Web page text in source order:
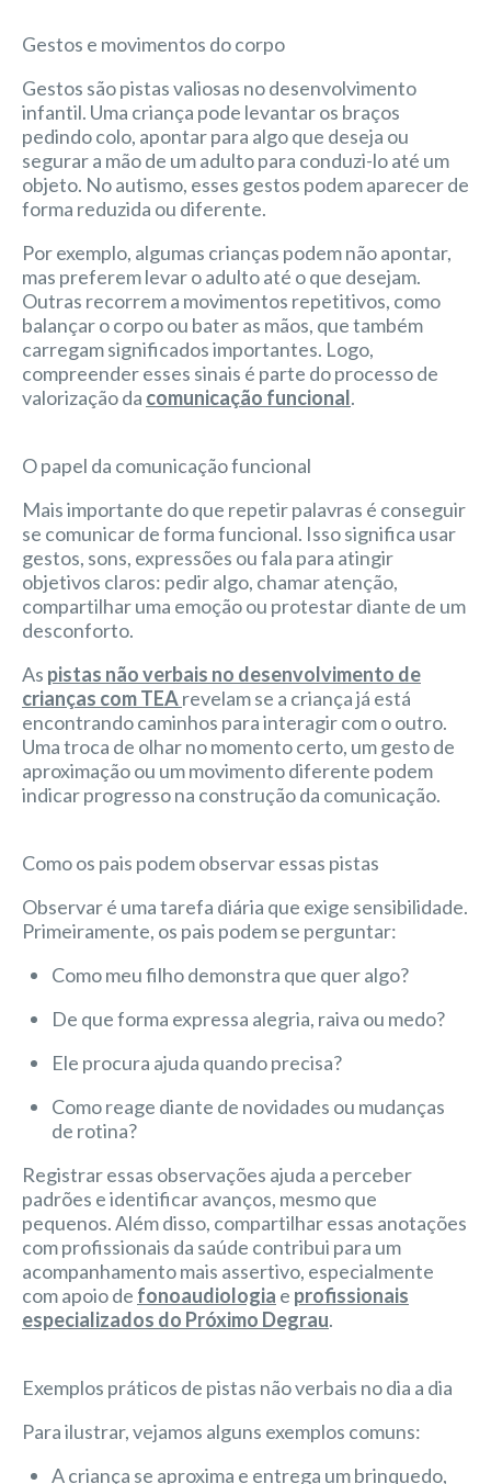
Gestos e movimentos do corpo
Gestos são pistas valiosas no desenvolvimento
infantil. Uma criança pode levantar os braços
pedindo colo, apontar para algo que deseja ou
segurar a mão de um adulto para conduzi-lo até um
objeto. No autismo, esses gestos podem aparecer de
forma reduzida ou diferente.
Por exemplo, algumas crianças podem não apontar,
mas preferem levar o adulto até o que desejam.
Outras recorrem a movimentos repetitivos, como
balançar o corpo ou bater as mãos, que também
carregam significados importantes. Logo,
compreender esses sinais é parte do processo de
valorização da comunicação funcional.
O papel da comunicação funcional
Mais importante do que repetir palavras é conseguir
se comunicar de forma funcional. Isso significa usar
gestos, sons, expressões ou fala para atingir
objetivos claros: pedir algo, chamar atenção,
compartilhar uma emoção ou protestar diante de um
desconforto.
As pistas não verbais no desenvolvimento de
crianças com TEArevelam se a criança já está
encontrando caminhos para interagir com o outro.
Uma troca de olhar no momento certo, um gesto de
aproximação ou um movimento diferente podem
indicar progresso na construção da comunicação.
Como os pais podem observar essas pistas
Observar é uma tarefa diária que exige sensibilidade.
Primeiramente, os pais podem se perguntar:
Como meu filho demonstra que quer algo?
De que forma expressa alegria, raiva ou medo?
Ele procura ajuda quando precisa?
Como reage diante de novidades ou mudanças
de rotina?
Registrar essas observações ajuda a perceber
padrões e identificar avanços, mesmo que
pequenos. Além disso, compartilhar essas anotações
com profissionais da saúde contribui para um
acompanhamento mais assertivo, especialmente
com apoio de fonoaudiologia e profissionais
especializados do Próximo Degrau.
Exemplos práticos de pistas não verbais no dia a dia
Para ilustrar, vejamos alguns exemplos comuns:
A criança se aproxima e entrega um brinquedo,